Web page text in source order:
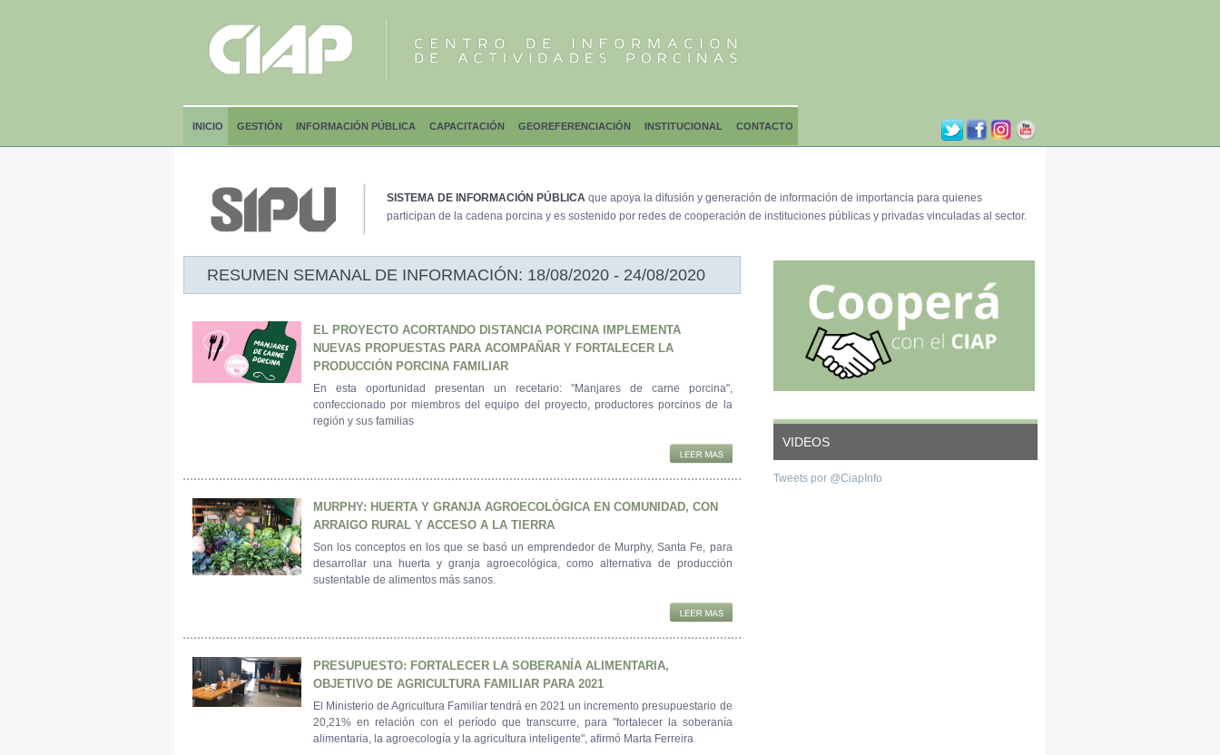
INICIO GESTIÓN INFORMACIÓN PÚBLICA CAPACITACIÓN GEOREFERENCIACIÓN INSTITUCIONAL CONTACTO
SISTEMA DE INFORMACIÓN PÚBLICAque apoya la difusión y generación de información de importancia para quienes
participan de la cadena porcina y es sostenido por redes de cooperación de instituciones públicas y privadas vinculadas al sector.
RESUMEN SEMANAL DE INFORMACIÓN: 18/08/2020 - 24/08/2020
EL PROYECTO ACORTANDO DISTANCIA PORCINA IMPLEMENTA
NUEVAS PROPUESTAS PARA ACOMPAÑAR Y FORTALECER LA
PRODUCCIÓN PORCINA FAMILIAR
En esta oportunidad presentan un recetario: "Manjares de carne porcina",
confeccionado por miembros del equipo del proyecto, productores porcinos de la
región y sus familias
MURPHY: HUERTA Y GRANJA AGROECOLÓGICA EN COMUNIDAD, CON
ARRAIGO RURAL Y ACCESO A LA TIERRA
Son los conceptos en los que se basó un emprendedor de Murphy, Santa Fe, para
desarrollar una huerta y granja agroecológica, como alternativa de producción
sustentable de alimentos más sanos.
PRESUPUESTO: FORTALECER LA SOBERANÍA ALIMENTARIA,
OBJETIVO DE AGRICULTURA FAMILIAR PARA 2021
El Ministerio de Agricultura Familiar tendrá en 2021 un incremento presupuestario de
20,21% en relación con el período que transcurre, para "fortalecer la soberanía
alimentaria, la agroecología y la agricultura inteligente", afirmó Marta Ferreira
VIDEOS
Tweets por @CiapInfo